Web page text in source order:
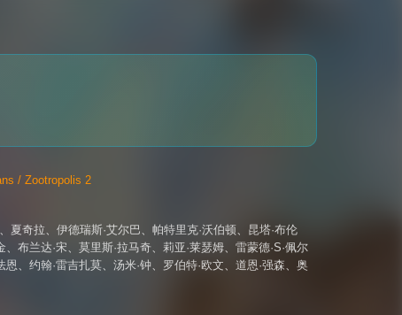
/ Zootropolis 2
、 夏奇拉、 伊德瑞斯·艾尔巴、 帕特里克·沃伯顿、 昆塔·布伦
、 布兰达·宋、 莫里斯·拉马奇、 莉亚·莱瑟姆、 雷蒙德·S·佩尔
恩、 约翰·雷吉扎莫、 汤米·钟、 罗伯特·欧文、 道恩·强森、 奥